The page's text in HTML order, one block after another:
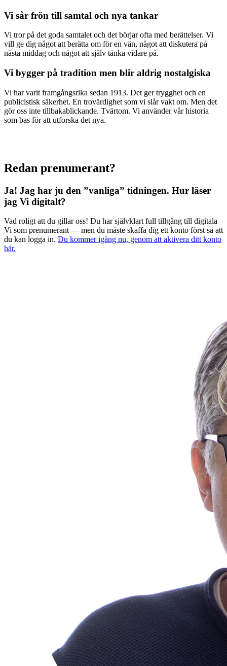
Vi sår frön till samtal och nya tankar
Vi tror på det goda samtalet och det börjar ofta med berättelser. Vi
vill ge dig något att berätta om för en vän, något att diskutera på
nästa middag och något att själv tänka vidare på.
Vi bygger på tradition men blir aldrig nostalgiska
Vi har varit framgångsrika sedan 1913. Det ger trygghet och en
publicistisk säkerhet. En trovärdighet som vi slår vakt om. Men det
gör oss inte tillbakablickande. Tvärtom. Vi använder vår historia
som bas för att utforska det nya.
Redan prenumerant?
Ja! Jag har ju den ”vanliga” tidningen. Hur läser
jag Vi digitalt?
Vad roligt att du gillar oss! Du har självklart full tillgång till digitala
Vi som prenumerant — men du måste skaffa dig ett konto först så att
du kan logga in. Du kommer igång nu, genom att aktivera ditt konto
här.